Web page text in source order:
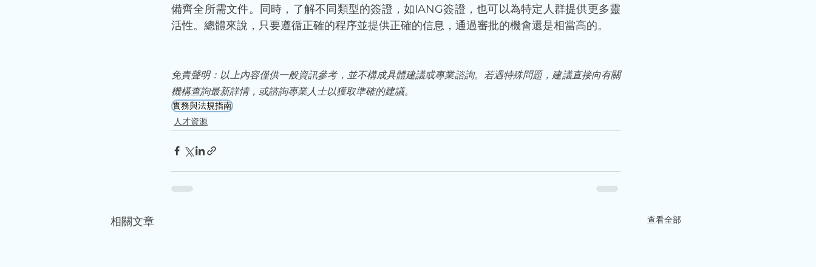
備齊全所需文件。同時，了解不同類型的簽證，如IANG簽證，也可以為特定人群提供更多靈
活性。總體來說，只要遵循正確的程序並提供正確的信息，通過審批的機會還是相當高的。
免責聲明：以上內容僅供一般資訊參考，並不構成具體建議或專業諮詢。若遇特殊問題，建議直接向有關
機構查詢最新詳情，或諮詢專業人士以獲取準確的建議。
實務與法規指南
人才資源
相關文章 查看全部